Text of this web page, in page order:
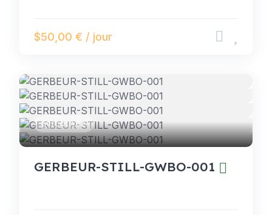
$50,00 € / jour
BRICOLAGE
GERBEUR-STILL-GWBO-001